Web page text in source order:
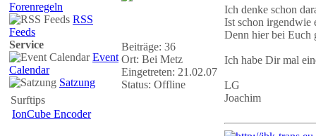
Forenregeln
RSS
Feeds
Service
Event
Calendar
Satzung
Surftips
IonCube Encoder
Beiträge: 36
Ort: Bei Metz
Eingetreten: 21.02.07
Status: Offline
Ich denke schon
Ist schon irgendwie
Denn hier bei Euch
Ich habe Dir mal
LG
Joachim